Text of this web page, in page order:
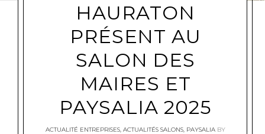
HAURATON
PRÉSENT AU
SALON DES
MAIRES ET
PAYSALIA 2025
ACTUALITÉ ENTREPRISES, ACTUALITÉS SALONS, PAYSALIA BY